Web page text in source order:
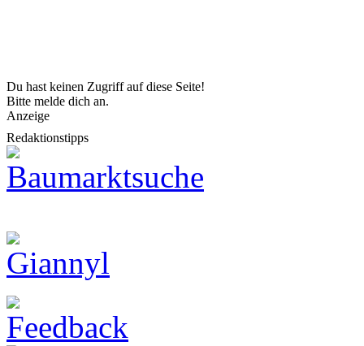
Du hast keinen Zugriff auf diese Seite!
Bitte melde dich an.
Anzeige
Redaktionstipps